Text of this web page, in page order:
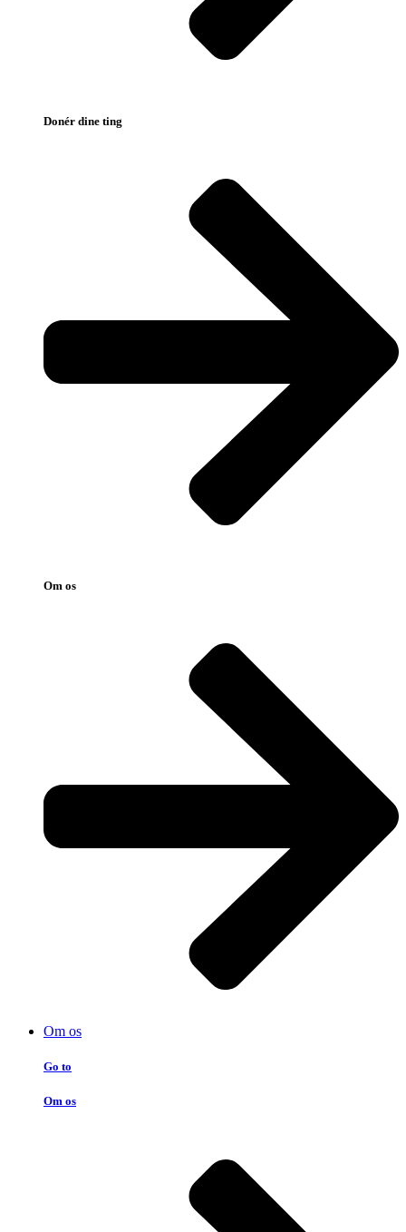
Donér dine ting
Om os
Om os
Go to
Om os